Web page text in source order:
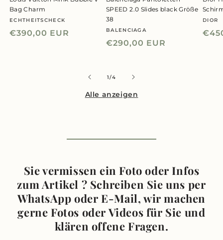
Bag Charm
Anbieter:
ECHTHEITSCHECK
Normaler
€390,00 EUR
SPEED 2.0 Slides black Größe
38
Anbieter:
BALENCIAGA
Normaler
€290,00 EUR
DIOR
1/von
4
Alle anzeigen
Sie vermissen ein Foto oder Infos
zum Artikel ? Schreiben Sie uns per
WhatsApp oder E-Mail, wir machen
gerne Fotos oder Videos für Sie und
klären offene Fragen.